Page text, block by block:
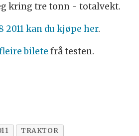
kring tre tonn - totalvekt.
2011 kan du kjøpe her.
bilete frå testen.
TRAKTOR